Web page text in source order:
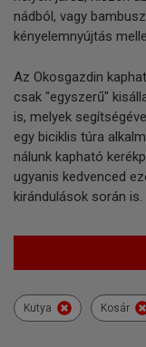
nádból, vagy
kényelemnyújtás
Az Okosgazdin
csak "egyszerű"
is, melyek
egy biciklis túra
nálunk kapható
ugyanis kedvenced
kirándulások során is.
Kutya Kosár